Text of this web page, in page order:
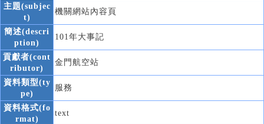
主題(subjec
t)
機關網站內容頁
簡述(descri
ption)
101年大事記
貢獻者(cont
ributor)
金門航空站
資料類型(ty
pe)
服務
資料格式(fo
rmat)
text